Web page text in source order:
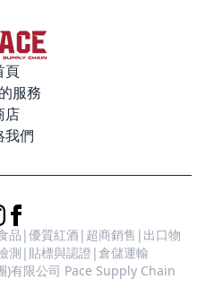
頁
服務
店
我們
品|優質紅酒|超商銷售|出口物
測|貼標與認證|倉儲運輸
)有限公司 Pace Supply Chain